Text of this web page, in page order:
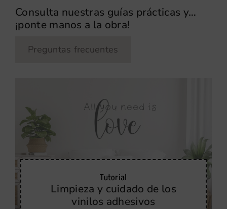
Consulta nuestras guías prácticas y…
¡ponte manos a la obra!
Preguntas frecuentes
Tutorial
Limpieza y cuidado de los
vinilos adhesivos